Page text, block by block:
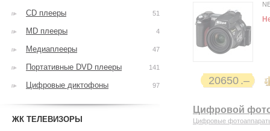
20650
Цифровой
Цифровые
CD плееры 51
MD плееры 4
Медиаплееры 47
Портативные DVD плееры 141
Цифровые диктофоны 97
ЖК ТЕЛЕВИЗОРЫ